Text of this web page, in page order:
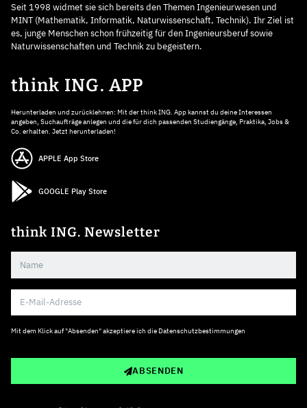
Seit 1998 widmet sie sich bereits den Themen Ingenieurwesen und
MINT (Mathematik, Informatik, Naturwissenschaft, Technik). Ihr Ziel ist
es, junge Menschen schon frühzeitig für den Ingenieursberuf sowie
Naturwissenschaften und Technik zu begeistern.
think ING. APP
Herunterladen und zurücklehnen: Mit der think ING. App kannst du deine Interessen
angeben, Suchaufträge anlegen und die für dich passenden Studiengänge, Praktika, Jobs &
Co. erhalten. Jetzt herunterladen!
APPLE App Store
GOOGLE Play Store
think ING. Newsletter
Mit dem Klick auf "Absenden" akzeptiere ich die Datenschutzbestimmungen
ABSENDEN